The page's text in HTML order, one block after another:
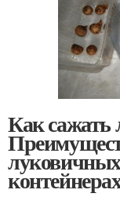
Как сажать